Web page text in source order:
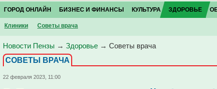
ГОРОД ОНЛАЙН БИЗНЕС И ФИНАНСЫ КУЛЬТУРА ЗДОРОВЬЕ
Клиники Советы врача
Новости Пензы → Здоровье → Советы врача
СОВЕТЫ ВРАЧА
22 февраля 2023, 11:00